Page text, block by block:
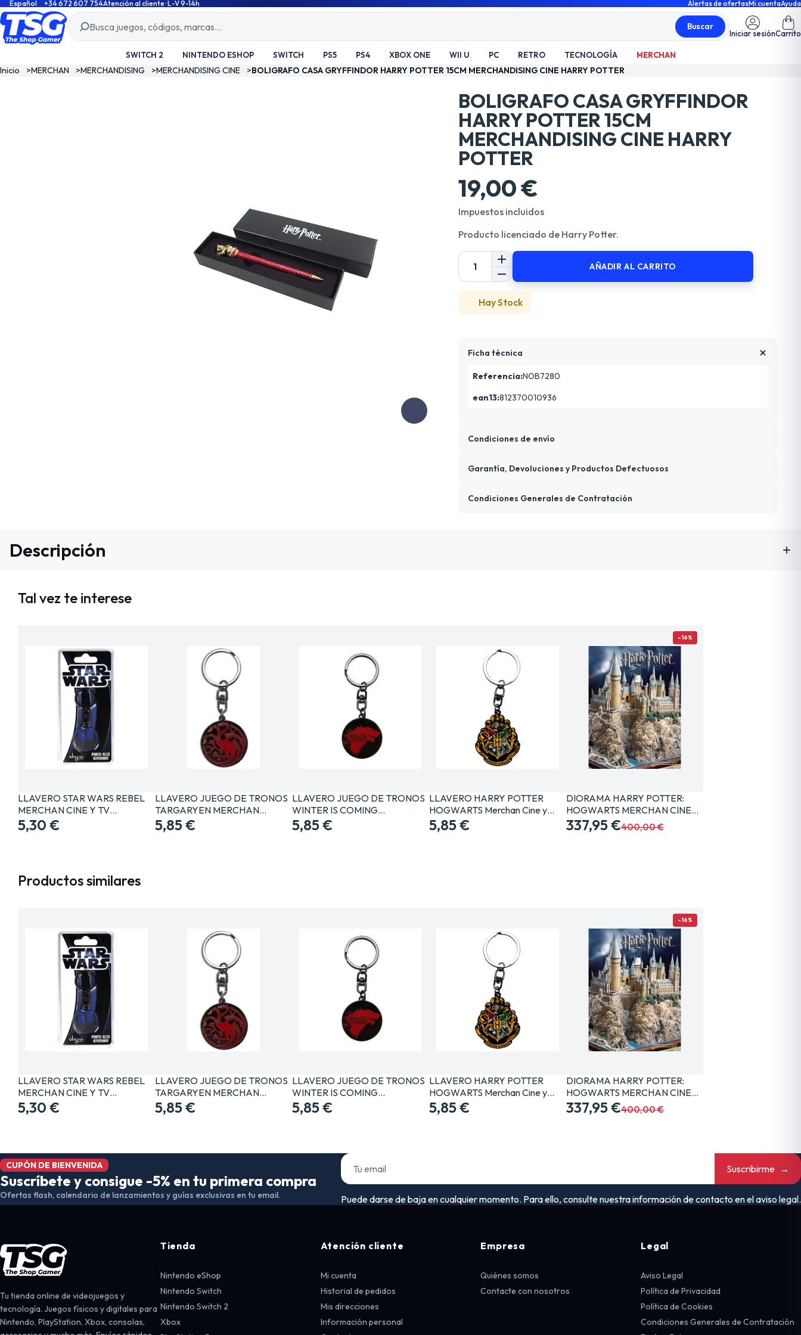
Español +34 672 607 754Atención al cliente · L-V 9-14h Alertas de ofertasMi cuentaAyuda
Buscar
Iniciar sesiónCarrito
SWITCH 2 NINTENDO ESHOP SWITCH PS5 PS4 XBOX ONE WII U PC RETRO TECNOLOGÍA MERCHAN
Inicio >MERCHAN >MERCHANDISING >MERCHANDISING CINE >BOLIGRAFO CASA GRYFFINDOR HARRY POTTER 15CM MERCHANDISING CINE HARRY POTTER
BOLIGRAFO CASA GRYFFINDOR
HARRY POTTER 15CM
MERCHANDISING CINE HARRY
POTTER
19,00 €
Impuestos incluidos
Producto licenciado de Harry Potter.
AÑADIR AL CARRITO
Hay Stock
Ficha técnica
Referencia:NOB7280
ean13:812370010936
Condiciones de envío
Garantía, Devoluciones y Productos Defectuosos
Condiciones Generales de Contratación
Descripción
Tal vez te interese
LLAVERO STAR WARS REBEL
MERCHAN CINE Y TV…
5,30 €
LLAVERO JUEGO DE TRONOS
TARGARYEN MERCHAN…
5,85 €
LLAVERO JUEGO DE TRONOS
WINTER IS COMING…
5,85 €
LLAVERO HARRY POTTER
HOGWARTS Merchan Cine y…
5,85 €
-16%
DIORAMA HARRY POTTER:
HOGWARTS MERCHAN CINE…
337,95 €400,00 €
Productos similares
LLAVERO STAR WARS REBEL
MERCHAN CINE Y TV…
5,30 €
LLAVERO JUEGO DE TRONOS
TARGARYEN MERCHAN…
5,85 €
LLAVERO JUEGO DE TRONOS
WINTER IS COMING…
5,85 €
LLAVERO HARRY POTTER
HOGWARTS Merchan Cine y…
5,85 €
-16%
DIORAMA HARRY POTTER:
HOGWARTS MERCHAN CINE…
337,95 €400,00 €
CUPÓN DE BIENVENIDA
Suscríbete y consigue -5% en tu primera compra
Ofertas flash, calendario de lanzamientos y guías exclusivas en tu email.
Suscribirme →
Puede darse de baja en cualquier momento. Para ello, consulte nuestra información de contacto en el aviso legal.
Tu tienda online de videojuegos y
tecnología. Juegos físicos y digitales para
Nintendo, PlayStation, Xbox, consolas,
Tienda
Nintendo eShop
Nintendo Switch
Nintendo Switch 2
Xbox
Atención cliente
Mi cuenta
Historial de pedidos
Mis direcciones
Información personal
Empresa
Quiénes somos
Contacte con nosotros
Legal
Aviso Legal
Política de Privacidad
Política de Cookies
Condiciones Generales de Contratación